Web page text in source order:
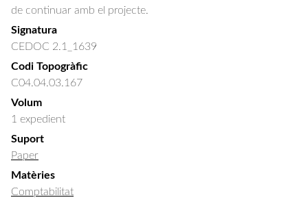
de continuar amb el projecte.
Signatura
CEDOC 2.1_1639
Codi Topogràfic
C04.04.03.167
Volum
1 expedient
Suport
Paper
Matèries
Comptabilitat